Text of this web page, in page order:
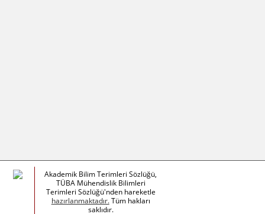
Akademik Bilim Terimleri Sözlüğü,
TÜBA Mühendislik Bilimleri
Terimleri Sözlüğü'nden hareketle
hazırlanmaktadır.Tüm hakları
saklıdır.